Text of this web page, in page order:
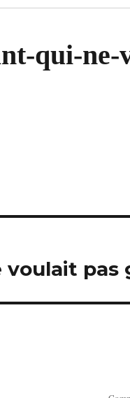
qui-
voulait pas